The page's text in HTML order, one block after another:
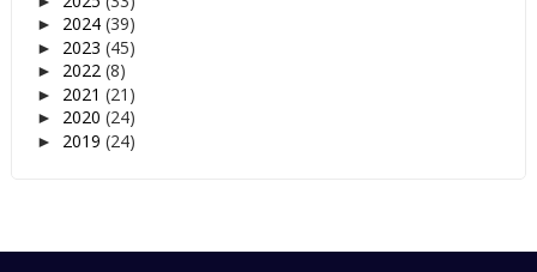
► 2024 (39)
► 2023 (45)
► 2022 (8)
► 2021 (21)
► 2020 (24)
► 2019 (24)